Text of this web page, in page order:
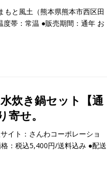
もと風土（熊本県熊本市西区田
帯：常温 ●販売期間：通年 お
炊き鍋セット【通
せ。
イト：さんわコーポレーショ
：税込5,400円/送料込み ●配送